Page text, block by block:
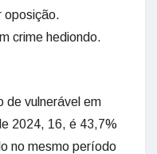
oposição.
crime hediondo.
de vulnerável em
2024, 16, é 43,7%
no mesmo período